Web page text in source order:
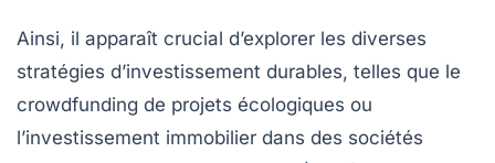
Ainsi, il apparaît crucial d’explorer les diverses
stratégies d’investissement durables, telles que le
crowdfunding de projets écologiques ou
l’investissement immobilier dans des sociétés